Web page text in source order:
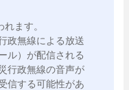
ます。
政無線による放送
ル）が配信される
行政無線の音声が
信する可能性があ